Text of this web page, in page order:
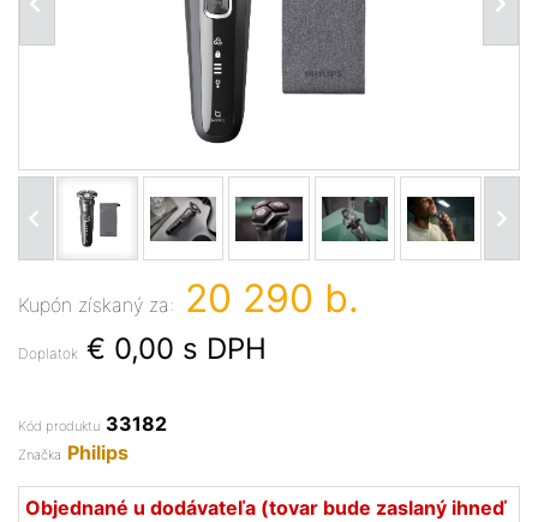
Kupón získaný za: 20 290 b.
Doplatok € 0,00 s DPH
Kód produktu 33182
Značka Philips
Objednané u dodávateľa (tovar bude zaslaný ihneď